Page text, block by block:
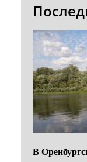
В